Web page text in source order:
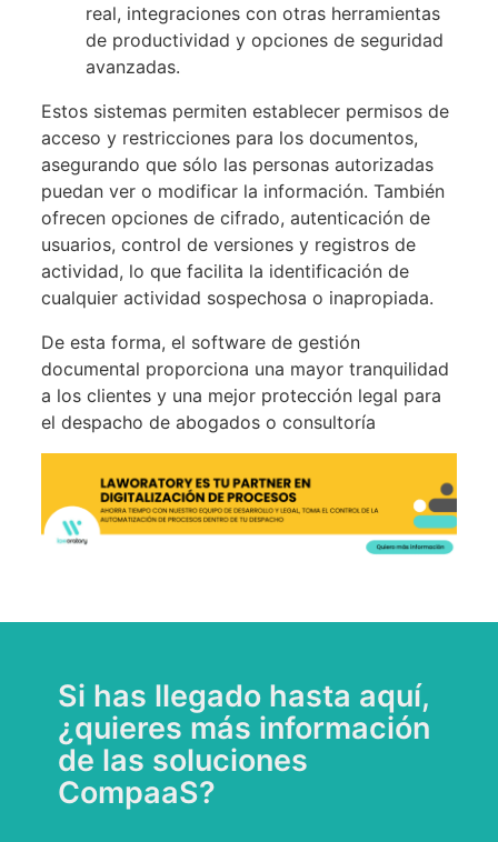
real, integraciones con otras herramientas
de productividad y opciones de seguridad
avanzadas.
Estos sistemas permiten establecer permisos de
acceso y restricciones para los documentos,
asegurando que sólo las personas autorizadas
puedan ver o modificar la información. También
ofrecen opciones de cifrado, autenticación de
usuarios, control de versiones y registros de
actividad, lo que facilita la identificación de
cualquier actividad sospechosa o inapropiada.
De esta forma, el software de gestión
documental proporciona una mayor tranquilidad
a los clientes y una mejor protección legal para
el despacho de abogados o consultoría
Si has llegado hasta aquí,
¿quieres más información
de las soluciones
CompaaS?